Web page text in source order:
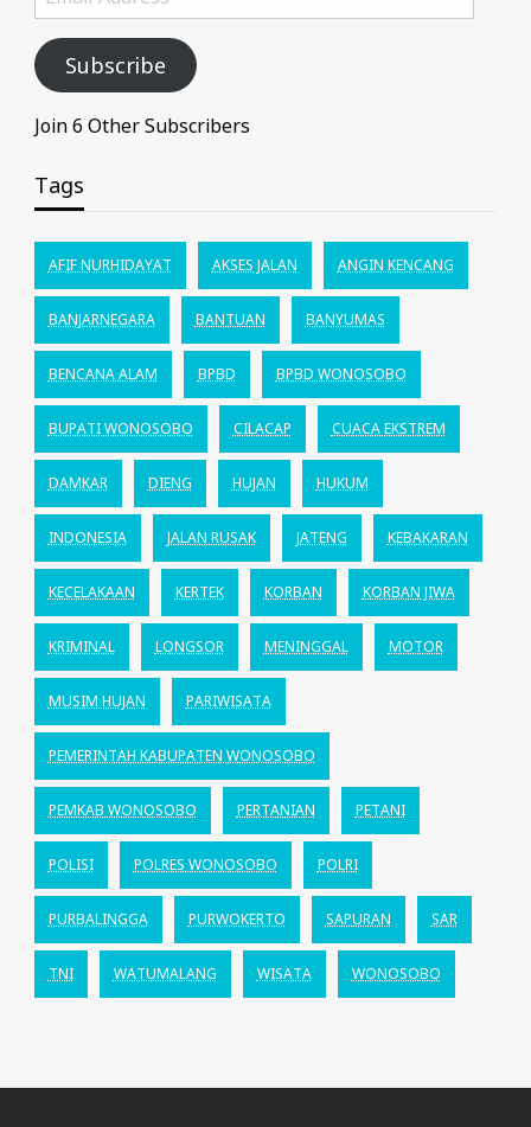
Address
Subscribe
Join 6 Other Subscribers
Tags
AFIF NURHIDAYAT AKSES JALAN ANGIN KENCANG
BANJARNEGARA BANTUAN BANYUMAS
BENCANA ALAM BPBD BPBD WONOSOBO
BUPATI WONOSOBO CILACAP CUACA EKSTREM
DAMKAR DIENG HUJAN HUKUM
INDONESIA JALAN RUSAK JATENG KEBAKARAN
KECELAKAAN KERTEK KORBAN KORBAN JIWA
KRIMINAL LONGSOR MENINGGAL MOTOR
MUSIM HUJAN PARIWISATA
PEMERINTAH KABUPATEN WONOSOBO
PEMKAB WONOSOBO PERTANIAN PETANI
POLISI POLRES WONOSOBO POLRI
PURBALINGGA PURWOKERTO SAPURAN SAR
TNI WATUMALANG WISATA WONOSOBO